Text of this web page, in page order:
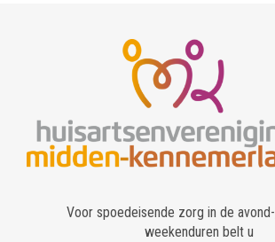
Voor spoedeisende zorg in de
weekenduren belt u